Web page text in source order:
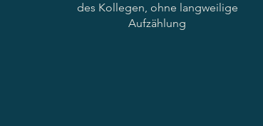
des Kollegen, ohne langweilige
Aufzählung